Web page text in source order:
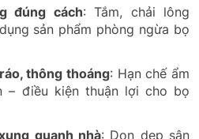
đúng cách: Tắm, chải lông
sản phẩm phòng ngừa bọ
thông thoáng: Hạn chế ẩm
– điều kiện thuận lợi cho bọ
quanh nhà: Dọn dẹp sân